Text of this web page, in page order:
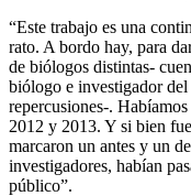
“Este trabajo es una
rato. A bordo hay, para
de biólogos distintas-
biólogo e investigador
repercusiones-.
2012 y 2013. Y si bien
marcaron un antes y un
investigadores, habían
público”.